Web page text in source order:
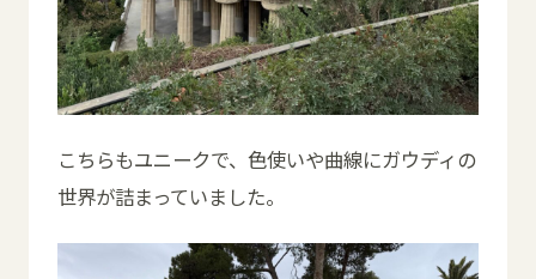
こちらもユニークで、色使いや曲線にガウディの
世界が詰まっていました。